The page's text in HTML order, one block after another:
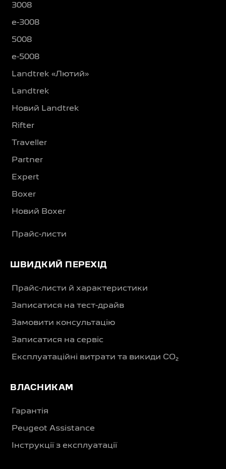
3008
e-3008
5008
e-5008
Landtrek «Лютий»
Landtrek
Новий Landtrek
Rifter
Traveller
Partner
Expert
Boxer
Новий Boxer
Прайс-листи
ШВИДКИЙ ПЕРЕХІД
Прайс-листи й характеристики
Записатися на тест-драйв
Замовити консультацію
Записатися на сервіс
Експлуатаційні витрати та викиди CO₂
ВЛАСНИКАМ
Гарантія
Peugeot Assistance
Інструкції з експлуатації